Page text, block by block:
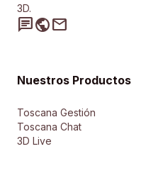
3D.
chatpublicmail
Nuestros Productos
Toscana Gestión
Toscana Chat
3D Live